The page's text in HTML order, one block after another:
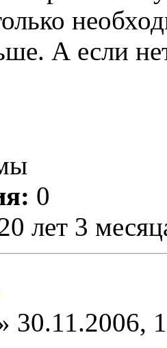
А если
0
лет 3
30.11.2006,